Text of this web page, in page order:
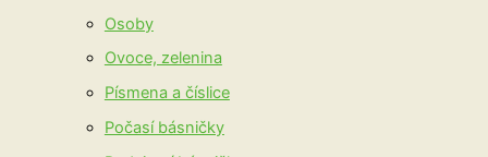
Osoby
Ovoce, zelenina
Písmena a číslice
Počasí básničky